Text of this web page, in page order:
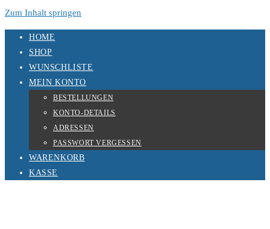
Zum Inhalt springen
HOME
SHOP
WUNSCHLISTE
MEIN KONTO
BESTELLUNGEN
KONTO-DETAILS
ADRESSEN
PASSWORT VERGESSEN
WARENKORB
KASSE